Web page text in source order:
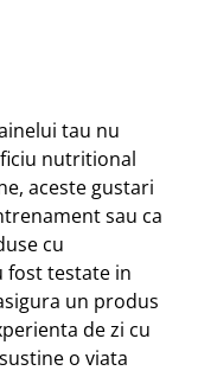
tau nu
nutritional
aceste gustari
sau ca
cu
fost testate in
un produs
de zi cu
o viata